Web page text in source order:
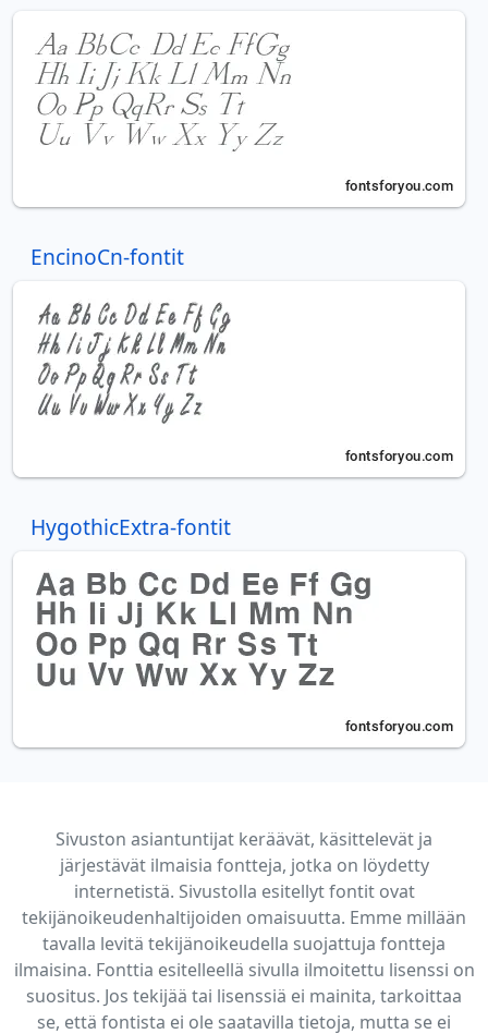
EncinoCn-fontit
HygothicExtra-fontit
Sivuston asiantuntijat keräävät, käsittelevät ja
järjestävät ilmaisia fontteja, jotka on löydetty
internetistä. Sivustolla esitellyt fontit ovat
tekijänoikeudenhaltijoiden omaisuutta. Emme millään
tavalla levitä tekijänoikeudella suojattuja fontteja
ilmaisina. Fonttia esitelleellä sivulla ilmoitettu lisenssi on
suositus. Jos tekijää tai lisenssiä ei mainita, tarkoittaa
se, että fontista ei ole saatavilla tietoja, mutta se ei